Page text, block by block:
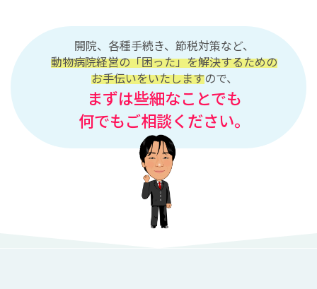
開院、各種手続き、 節税対策など、
動物病院経営の「困った」を解決するための
お手伝いをいたしますので、
まずは些細なことでも
何でもご相談ください。